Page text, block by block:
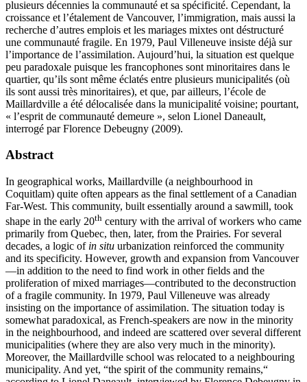
plusieurs décennies la communauté et sa spécificité. Cependant, la
croissance et l’étalement de Vancouver, l’immigration, mais aussi la
recherche d’autres emplois et les mariages mixtes ont déstructuré
une communauté fragile. En 1979, Paul Villeneuve insiste déjà sur
l’importance de l’assimilation. Aujourd’hui, la situation est quelque
peu paradoxale puisque les francophones sont minoritaires dans le
quartier, qu’ils sont même éclatés entre plusieurs municipalités (où
ils sont aussi très minoritaires), et que, par ailleurs, l’école de
Maillardville a été délocalisée dans la municipalité voisine; pourtant,
« l’esprit de communauté demeure », selon Lionel Daneault,
interrogé par Florence Debeugny (2009).
Abstract
In geographical works, Maillardville (a neighbourhood in
Coquitlam) quite often appears as the final settlement of a Canadian
Far-West. This community, built essentially around a sawmill, took
shape in the early 20th century with the arrival of workers who came
primarily from Quebec, then, later, from the Prairies. For several
decades, a logic of in situ urbanization reinforced the community
and its specificity. However, growth and expansion from Vancouver
—in addition to the need to find work in other fields and the
proliferation of mixed marriages—contributed to the deconstruction
of a fragile community. In 1979, Paul Villeneuve was already
insisting on the importance of assimilation. The situation today is
somewhat paradoxical, as French-speakers are now in the minority
in the neighbourhood, and indeed are scattered over several different
municipalities (where they are also very much in the minority).
Moreover, the Maillardville school was relocated to a neighbouring
municipality. And yet, “the spirit of the community remains,“